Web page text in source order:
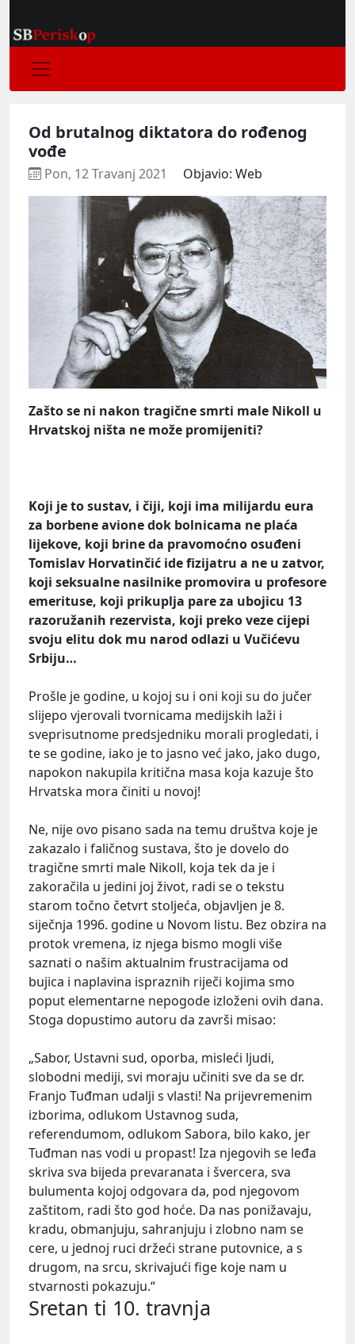
Od brutalnog diktatora do rođenog
vođe
Pon, 12 Travanj 2021 Objavio: Web
Zašto se ni nakon tragične smrti male Nikoll u
Hrvatskoj ništa ne može promijeniti?
Koji je to sustav, i čiji, koji ima milijardu eura
za borbene avione dok bolnicama ne plaća
lijekove, koji brine da pravomoćno osuđeni
Tomislav Horvatinčić ide fizijatru a ne u zatvor,
koji seksualne nasilnike promovira u profesore
emerituse, koji prikuplja pare za ubojicu 13
razoružanih rezervista, koji preko veze cijepi
svoju elitu dok mu narod odlazi u Vučićevu
Srbiju…
Prošle je godine, u kojoj su i oni koji su do jučer
slijepo vjerovali tvornicama medijskih laži i
sveprisutnome predsjedniku morali progledati, i
te se godine, iako je to jasno već jako, jako dugo,
napokon nakupila kritična masa koja kazuje što
Hrvatska mora činiti u novoj!
Ne, nije ovo pisano sada na temu društva koje je
zakazalo i faličnog sustava, što je dovelo do
tragične smrti male Nikoll, koja tek da je i
zakoračila u jedini joj život, radi se o tekstu
starom točno četvrt stoljeća, objavljen je 8.
siječnja 1996. godine u Novom listu. Bez obzira na
protok vremena, iz njega bismo mogli više
saznati o našim aktualnim frustracijama od
bujica i naplavina ispraznih riječi kojima smo
poput elementarne nepogode izloženi ovih dana.
Stoga dopustimo autoru da završi misao:
„Sabor, Ustavni sud, oporba, misleći ljudi,
slobodni mediji, svi moraju učiniti sve da se dr.
Franjo Tuđman udalji s vlasti! Na prijevremenim
izborima, odlukom Ustavnog suda,
referendumom, odlukom Sabora, bilo kako, jer
Tuđman nas vodi u propast! Iza njegovih se leđa
skriva sva bijeda prevaranata i švercera, sva
bulumenta kojoj odgovara da, pod njegovom
zaštitom, radi što god hoće. Da nas ponižavaju,
kradu, obmanjuju, sahranjuju i zlobno nam se
cere, u jednoj ruci držeći strane putovnice, a s
drugom, na srcu, skrivajući fige koje nam u
stvarnosti pokazuju.“
Sretan ti 10. travnja